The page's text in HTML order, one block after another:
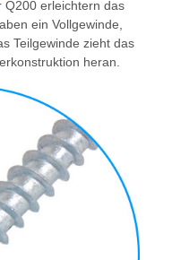
Q200 erleichtern das
ein Vollgewinde,
Teilgewinde zieht das
heran.